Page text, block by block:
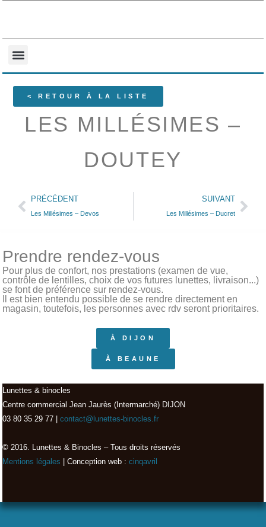
< RETOUR À LA LISTE
LES MILLÉSIMES –
DOUTEY
PRÉCÉDENT
Les Millésimes – Devos
SUIVANT
Les Millésimes – Ducret
Prendre rendez-vous
Pour plus de confort, nos prestations (examen de vue,
contrôle de lentilles, choix de vos futures lunettes, livraison...)
se font de préférence sur rendez-vous.
Il est bien entendu possible de se rendre directement en
magasin, toutefois, les personnes avec rdv seront prioritaires.
À DIJON
À BEAUNE
Lunettes & binocles
Centre commercial Jean Jaurès (Intermarché) DIJON
03 80 35 29 77 |
contact@lunettes-binocles.fr
© 2016. Lunettes & Binocles – Tous droits réservés​
Mentions légales | Conception web : cinqavril